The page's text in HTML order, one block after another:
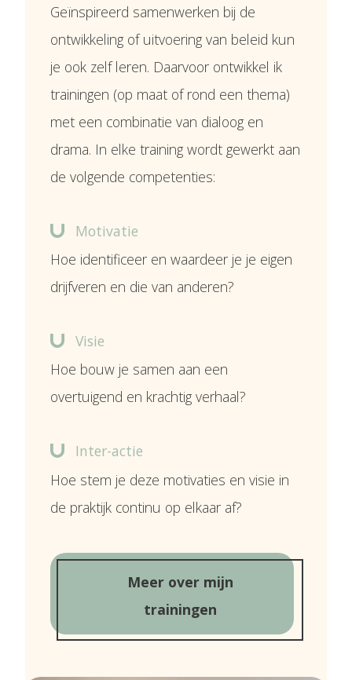
Geïnspireerd samenwerken bij de
ontwikkeling of uitvoering van beleid kun
je ook zelf leren. Daarvoor ontwikkel ik
trainingen (op maat of rond een thema)
met een combinatie van dialoog en
drama. In elke training wordt gewerkt aan
de volgende competenties:
Motivatie
Hoe identificeer en waardeer je je eigen
drijfveren en die van anderen?
Visie
Hoe bouw je samen aan een
overtuigend en krachtig verhaal?
Inter-actie
Hoe stem je deze motivaties en visie in
de praktijk continu op elkaar af?
Meer over mijn
trainingen